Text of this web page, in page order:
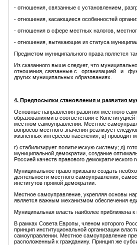
- отношения, связанные с установлением,
- отношения, касающиеся особенностей
- отношения в сфере местных налогов,
- отношения, вытекающие из статуса
Предметом муниципального права является
Из сказанного выше следует, что
отношения, связанные с организацией и
других муниципальных образованиях.
4. Предпосылки становления и развития
Основные направления развития местного
образованиями в соответствии с
местном самоуправлении. Местное
вопросов местного значения реализует
жизненных интересов населения; в) проводит
г) стабилизирует политическую систему; д)
муниципаль­ной демократии, создание
Россией качеств правового демократического
Муниципальное право призвано создать
деятельности местного самоуправления,
институтов прямой демократии.
Местное самоуправление, укрепляя основы
является важным механизмом обеспечения
Муниципальная власть наиболее приближена
В рамках Совета Европы, членом которого
принцип институциональной организации
самоуправлении. Местное самоуправление
расположенный к гражданину. Принцип же